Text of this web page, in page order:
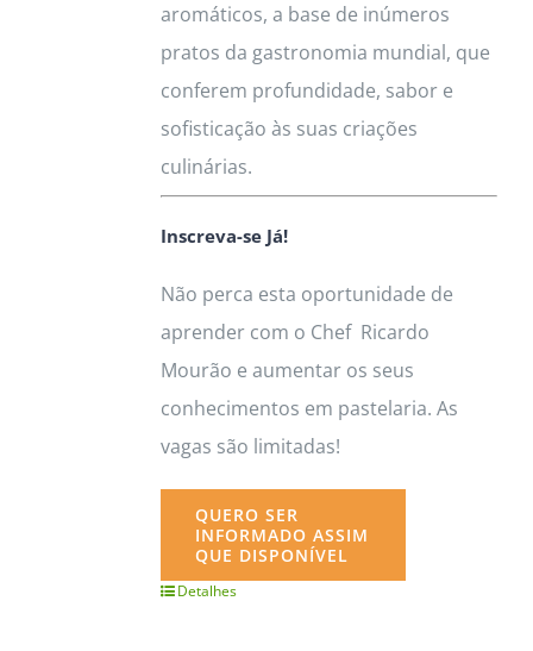
aromáticos, a base de inúmeros
pratos da gastronomia mundial, que
conferem profundidade, sabor e
sofisticação às suas criações
culinárias.
Inscreva-se Já!
Não perca esta oportunidade de
aprender com o Chef Ricardo
Mourão e aumentar os seus
conhecimentos em pastelaria. As
vagas são limitadas!
QUERO SER
INFORMADO ASSIM
QUE DISPONÍVEL
Detalhes